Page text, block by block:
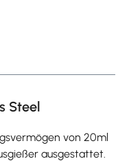
Steel
von 20ml
ausgestattet.